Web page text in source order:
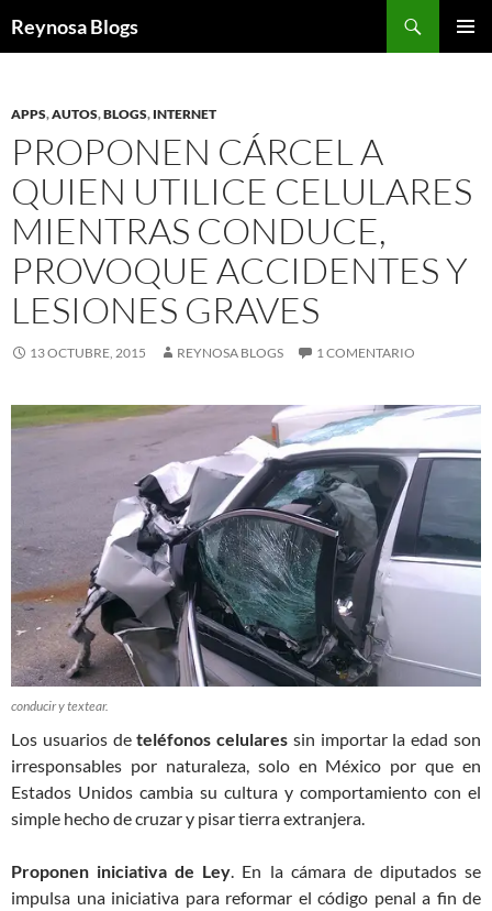
Reynosa Blogs
APPS,AUTOS,BLOGS, INTERNET
PROPONEN CÁRCEL A
QUIEN UTILICE CELULARES
MIENTRAS CONDUCE,
PROVOQUE ACCIDENTES Y
LESIONES GRAVES
13 OCTUBRE, 2015 REYNOSA BLOGS 1 COMENTARIO
conducir y textear.
Los usuarios deteléfonos celulares sin importar la edad son
irresponsables por naturaleza, solo en México por que en
Estados Unidos cambia su cultura y comportamiento con el
simple hecho de cruzar y pisar tierra extranjera.
Proponen iniciativa de Ley. En la cámara de diputados se
impulsa una iniciativa para reformar el código penal a fin de